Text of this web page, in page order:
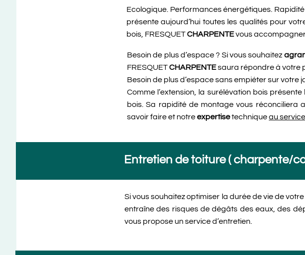
Ecologique. Performances énergétiques.
présente aujourd’hui toutes les qualités pour
bois, FRESQUETCHARPENTEvous
Besoin de plus d’espace ? Si vous souhaitez
FRESQUETCHARPENTEsaura répondre à votre
Besoin de plus d’espace sans empiéter sur votre
Comme l’extension, la surélévation bois
bois. Sa rapidité de montage vous réconciliera
savoir faire et notreexpertisetechniqueau
Entretien de toiture ( charpente/
Si vous souhaitez optimiser la durée de vie de
entraîne des risques de dégâts des eaux, des
vous propose un service d’entretien.